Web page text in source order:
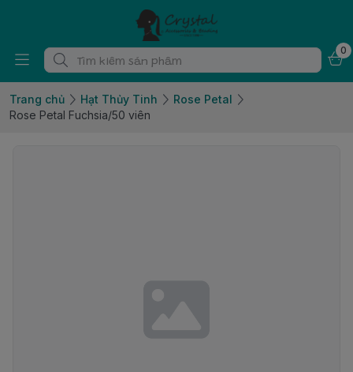
0
Trang chủ Hạt Thủy Tinh
Rose Petal
Rose Petal Fuchsia/50 viên